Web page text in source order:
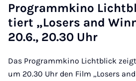
Pro­gramm­ki­no
tiert „Lo­sers and
20.6., 20.30 Uhr
Das Programmkino Lichtblick
um 20.30 Uhr den Film „Losers